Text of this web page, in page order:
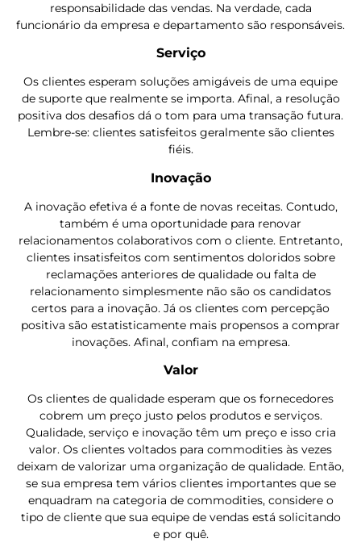
responsabilidade das vendas. Na verdade, cada
funcionário da empresa e departamento são responsáveis.
Serviço
Os clientes esperam soluções amigáveis ​​de uma equipe
de suporte que realmente se importa. Afinal, a resolução
positiva dos desafios dá o tom para uma transação futura.
Lembre-se: clientes satisfeitos geralmente são clientes
fiéis.
Inovação
A inovação efetiva é a fonte de novas receitas. Contudo,
também é uma oportunidade para renovar
relacionamentos colaborativos com o cliente. Entretanto,
clientes insatisfeitos com sentimentos doloridos sobre
reclamações anteriores de qualidade ou falta de
relacionamento simplesmente não são os candidatos
certos para a inovação. Já os clientes com percepção
positiva são estatisticamente mais propensos a comprar
inovações. Afinal, confiam na empresa.
Valor
Os clientes de qualidade esperam que os fornecedores
cobrem um preço justo pelos produtos e serviços.
Qualidade, serviço e inovação têm um preço e isso cria
valor. Os clientes voltados para commodities às vezes
deixam de valorizar uma organização de qualidade. Então,
se sua empresa tem vários clientes importantes que se
enquadram na categoria de commodities, considere o
tipo de cliente que sua equipe de vendas está solicitando
e por quê.